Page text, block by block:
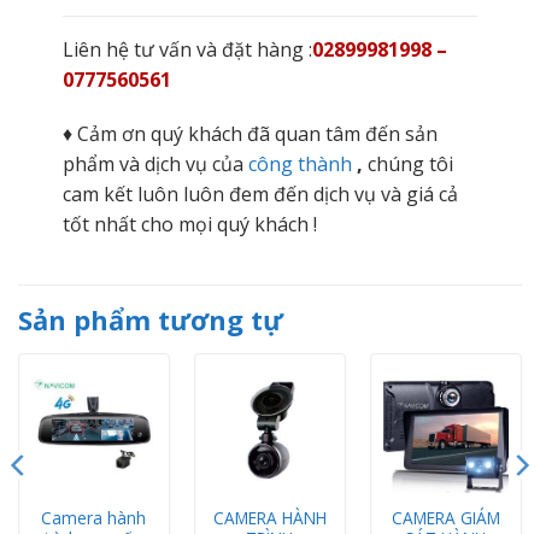
Liên hệ tư vấn và đặt hàng :02899981998 –
0777560561
♦ Cảm ơn quý khách đã quan tâm đến sản
phẩm và dịch vụ của công thành , chúng tôi
cam kết luôn luôn đem đến dịch vụ và giá cả
tốt nhất cho mọi quý khách !
Sản phẩm tương tự
Camera hành
CAMERA HÀNH
CAMERA GIÁM